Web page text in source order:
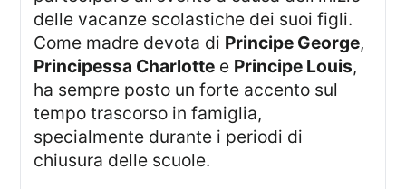
delle vacanze scolastiche dei suoi figli.
Come madre devota di Principe George,
Principessa Charlotte e Principe Louis,
ha sempre posto un forte accento sul
tempo trascorso in famiglia,
specialmente durante i periodi di
chiusura delle scuole.